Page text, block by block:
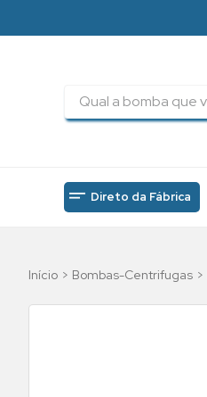
Direto da Fábrica
Bombas-Centrifugas
drenagem